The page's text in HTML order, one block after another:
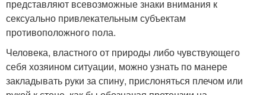
представляют всевозможные знаки внимания к
сексуально привлекательным субъектам
противоположного пола.
Человека, властного от природы либо чувствующего
себя хозяином ситуации, можно узнать по манере
закладывать руки за спину, прислоняться плечом или